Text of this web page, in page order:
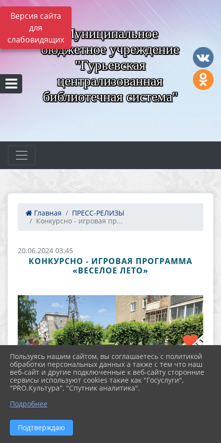
Версия сайта
для
слабовидящих Муниципальное
бюджетное учреждение
"Гурьевская
централизованная
библиотечная система"
Главная
ПРЕСС-РЕЛИЗЫ
Конкурсно - игровая пр...
20.06.2024 03:45
КОНКУРСНО - ИГРОВАЯ ПРОГРАММА
«ВЕСЕЛОЕ ЛЕТО»
Пользуясь нашим сайтом, вы соглашаетесь с политикой
обработки персональных данных а также с тем что наш
веб-сайт и другие подключенные к веб-сайту сторонние
сервисы используют cookies такие как "Госуслуги",
"PRO.Культура", "Спутник аналитика".
Подробнее
Подтверждаю